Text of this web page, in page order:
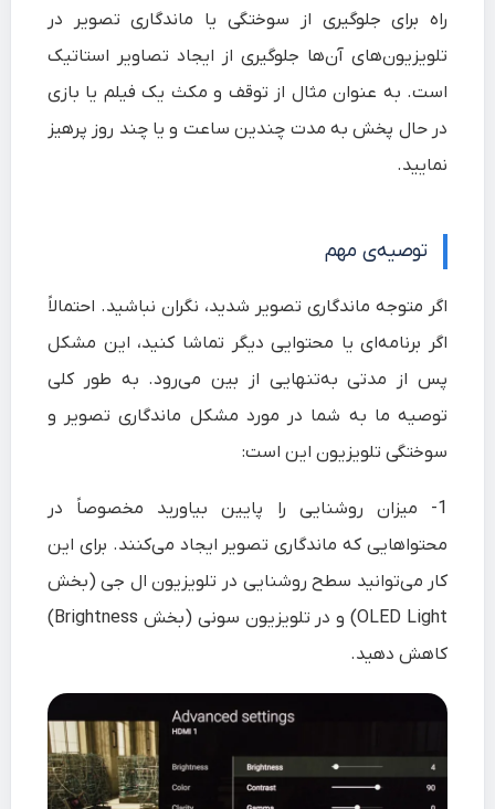
راه برای جلوگیری از سوختگی یا ماندگاری تصویر در
تلویزیون‌های آن‌ها جلوگیری از ایجاد تصاویر استاتیک
است. به عنوان مثال از توقف و مکث یک فیلم یا بازی
در حال پخش به مدت چندین ساعت و یا چند روز پرهیز
نمایید.
توصیه‌ی مهم
اگر متوجه ماندگاری تصویر شدید، نگران نباشید. احتمالاً
اگر برنامه‌ای یا محتوایی دیگر تماشا کنید، این مشکل
پس از مدتی به‌تنهایی از بین می‌رود. به طور کلی
توصیه ما به شما در مورد مشکل ماندگاری تصویر و
سوختگی تلویزیون این است:
1-
میزان روشنایی را پایین بیاورید مخصوصاً در
محتواهایی که ماندگاری تصویر ایجاد می‌کنند. برای این
کار می‌توانید سطح روشنایی در تلویزیون ال جی (بخش
OLED Light) و در تلویزیون سونی (بخش Brightness)
کاهش دهید.